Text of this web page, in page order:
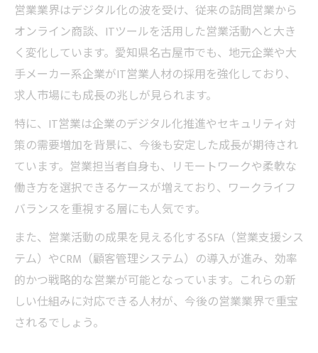
営業で長く働ける会社の見つけ方
営業転職を成功させる比較ポイント
営業職で安定を狙う転職活動のコツ
営業で長く続くために重要な企業比較術
営業職が重視するべき企業選びの基準
営業で将来性を感じる会社の特徴
営業現場で差がつく企業風土の違い
営業で安定を得るための比較ポイント
営業に向く企業を見極める方法とは
営業業界はデジタル化の波を受け、従来の訪問営業から
オンライン商談、ITツールを活用した営業活動へと大き
く変化しています。愛知県名古屋市でも、地元企業や大
手メーカー系企業がIT営業人材の採用を強化しており、
求人市場にも成長の兆しが見られます。
特に、IT営業は企業のデジタル化推進やセキュリティ対
策の需要増加を背景に、今後も安定した成長が期待され
ています。営業担当者自身も、リモートワークや柔軟な
働き方を選択できるケースが増えており、ワークライフ
バランスを重視する層にも人気です。
また、営業活動の成果を見える化するSFA（営業支援シス
テム）やCRM（顧客管理システム）の導入が進み、効率
的かつ戦略的な営業が可能となっています。これらの新
しい仕組みに対応できる人材が、今後の営業業界で重宝
されるでしょう。